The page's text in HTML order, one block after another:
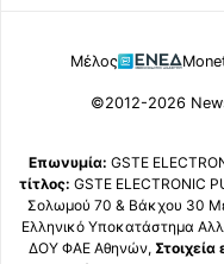
Μέλος
©2012-2026
Επωνυμία: GSTE
τίτλος: GSTE ELECTRONIC
Σολωμού 70 & Βάκχου 30
Ελληνικό Υποκατάστημα
ΔΟΥ ΦΑΕ Αθηνών,